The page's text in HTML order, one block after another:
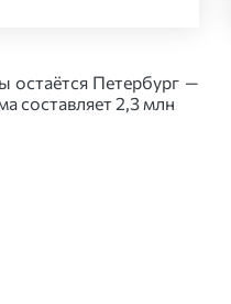
остаётся Петербург —
составляет 2,3 млн